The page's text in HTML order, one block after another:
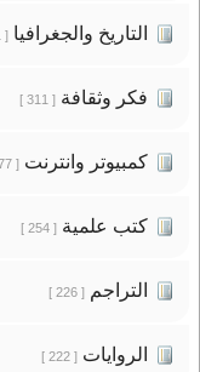
التاريخ والجغرافيا[ 331 ]
فكر وثقافة[ 311 ]
كمبيوتر وانترنت[ 277 ]
كتب علمية[ 254 ]
التراجم[ 226 ]
الروايات[ 222 ]